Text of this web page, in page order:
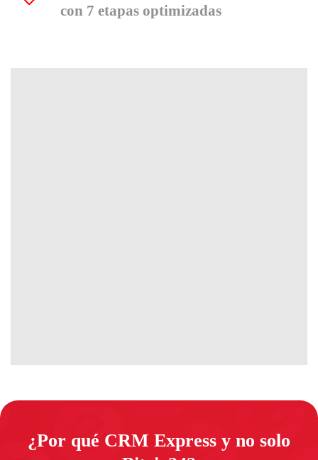
con 7 etapas optimizadas
¿Por qué CRM Express y no solo